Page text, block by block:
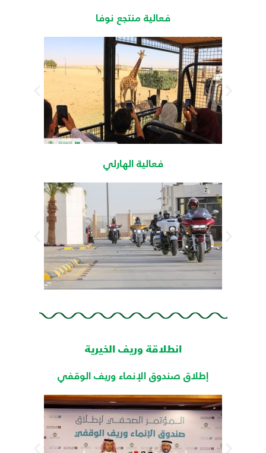
فعالية منتجع نوفا
فعالية الهارلي
انطلاقة وريف الخيرية
إطلاق صندوق الإنماء وريف الوقفي